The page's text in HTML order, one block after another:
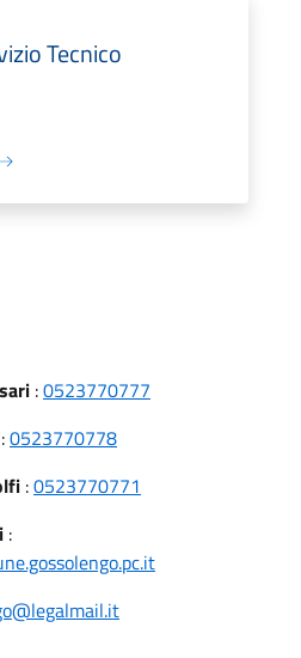
Tecnico
:0523770777
:0523770778
:0523770771
: